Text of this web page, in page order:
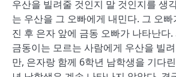
우산을 빌려줄 것인지 말 것인지를 생
는 우산을 그 오빠에게 내민다. 그 오
진 후 은자 앞에 금동 오빠가 나타난다
금동이는 모르는 사람에게 우산을 빌
만, 은자랑 함께 6학년 남학생을 기다